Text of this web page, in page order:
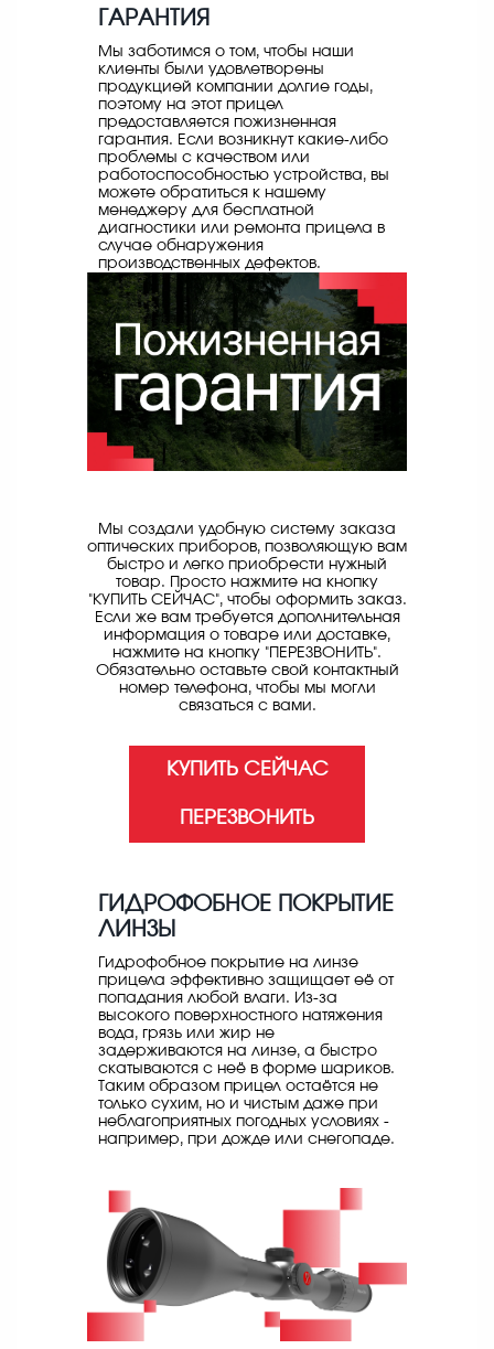
ГАРАНТИЯ
Мы заботимся о том, чтобы наши
клиенты были удовлетворены
продукцией компании долгие годы,
поэтому на этот прицел
предоставляется пожизненная
гарантия. Если возникнут какие-либо
проблемы с качеством или
работоспособностью устройства, вы
можете обратиться к нашему
менеджеру для бесплатной
диагностики или ремонта прицела в
случае обнаружения
производственных дефектов.
Мы создали удобную систему заказа
оптических приборов, позволяющую вам
быстро и легко приобрести нужный
товар. Просто нажмите на кнопку
"КУПИТЬ СЕЙЧАС", чтобы оформить заказ.
Если же вам требуется дополнительная
информация о товаре или доставке,
нажмите на кнопку "ПЕРЕЗВОНИТЬ".
Обязательно оставьте свой контактный
номер телефона, чтобы мы могли
связаться с вами.
КУПИТЬ СЕЙЧАС
ПЕРЕЗВОНИТЬ
ГИДРОФОБНОЕ ПОКРЫТИЕ
ЛИНЗЫ
Гидрофобное покрытие на линзе
прицела эффективно защищает её от
попадания любой влаги. Из-за
высокого поверхностного натяжения
вода, грязь или жир не
задерживаются на линзе, а быстро
скатываются с неё в форме шариков.
Таким образом прицел остаётся не
только сухим, но и чистым даже при
неблагоприятных погодных условиях -
например, при дожде или снегопаде.